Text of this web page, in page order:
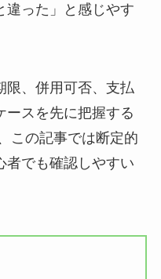
違った」と感じやす
限、併用可否、支払
ースを先に把握する
この記事では断定的
者でも確認しやすい